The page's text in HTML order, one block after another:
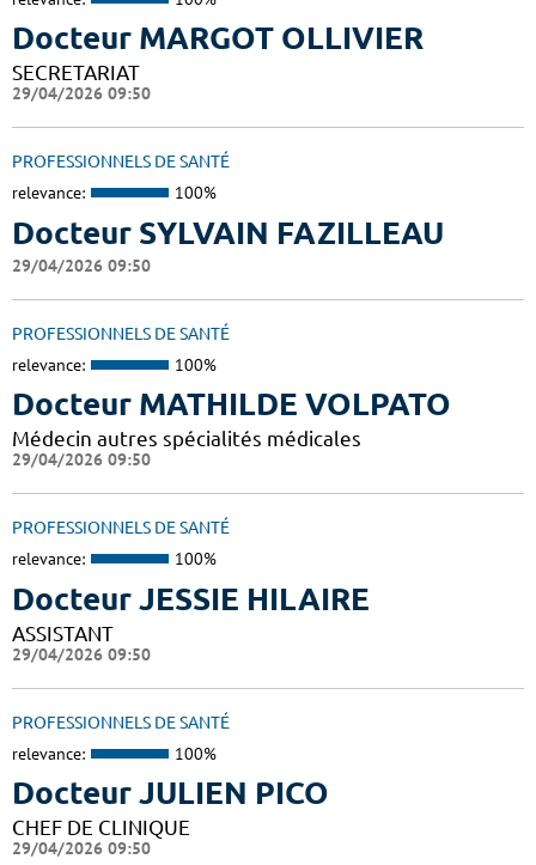
Docteur MARGOT OLLIVIER
SECRETARIAT
29/04/2026 09:50
PROFESSIONNELS DE SANTÉ
relevance: 100%
Docteur SYLVAIN FAZILLEAU
29/04/2026 09:50
PROFESSIONNELS DE SANTÉ
relevance: 100%
Docteur MATHILDE VOLPATO
Médecin autres spécialités médicales
29/04/2026 09:50
PROFESSIONNELS DE SANTÉ
relevance: 100%
Docteur JESSIE HILAIRE
ASSISTANT
29/04/2026 09:50
PROFESSIONNELS DE SANTÉ
relevance: 100%
Docteur JULIEN PICO
CHEF DE CLINIQUE
29/04/2026 09:50